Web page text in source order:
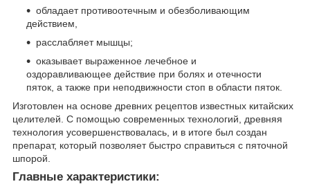
обладает противоотечным и обезболивающим
действием,
расслабляет мышцы;
оказывает выраженное лечебное и
оздоравливающее действие при болях и отечности
пяток, а также при неподвижности стоп в области пяток.
Изготовлен на основе древних рецептов известных китайских
целителей. С помощью современных технологий, древняя
технология усовершенствовалась, и в итоге был создан
препарат, который позволяет быстро справиться с пяточной
шпорой.
Главные характеристики: